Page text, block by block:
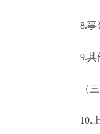
8.事業
9.其他
（三）
10.上